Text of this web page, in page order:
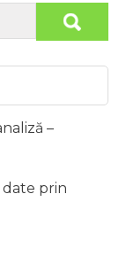
–
prin